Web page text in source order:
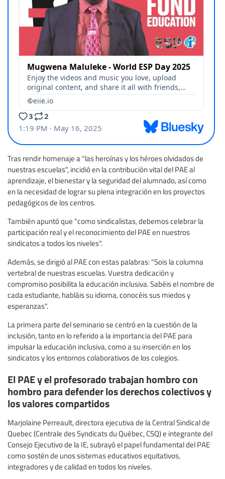
Tras rendir homenaje a "las heroínas y los héroes olvidados de
nuestras escuelas", incidió en la contribución vital del PAE al
aprendizaje, el bienestar y la seguridad del alumnado, así como
en la necesidad de lograr su plena integración en los proyectos
pedagógicos de los centros.
También apuntó que "como sindicalistas, debemos celebrar la
participación real y el reconocimiento del PAE en nuestros
sindicatos a todos los niveles".
Además, se dirigió al PAE con estas palabras: "Sois la columna
vertebral de nuestras escuelas. Vuestra dedicación y
compromiso posibilita la educación inclusiva. Sabéis el nombre de
cada estudiante, habláis su idioma, conocéis sus miedos y
esperanzas".
La primera parte del seminario se centró en la cuestión de la
inclusión, tanto en lo referido a la importancia del PAE para
impulsar la educación inclusiva, como a su inserción en los
sindicatos y los entornos colaborativos de los colegios.
El PAE y el profesorado trabajan hombro con
hombro para defender los derechos colectivos y
los valores compartidos
Marjolaine Perreault, directora ejecutiva de la Central Sindical de
Quebec (Centrale des Syndicats du Québec, CSQ) e integrante del
Consejo Ejecutivo de la IE, subrayó el papel fundamental del PAE
como sostén de unos sistemas educativos equitativos,
integradores y de calidad en todos los niveles.